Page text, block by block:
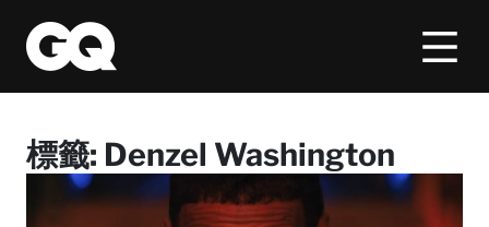
標籤: Denzel Washington